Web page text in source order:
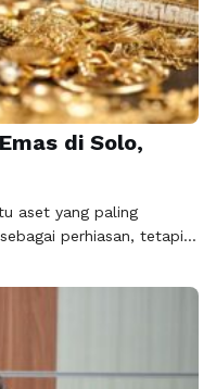
di Solo,
aset yang paling
perhiasan, tetapi
berkembang seiring
melalui opsi jual emas